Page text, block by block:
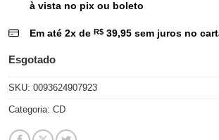
à vista no pix ou boleto
Em até 2x de R$ 39,95 sem juros no
Esgotado
SKU: 0093624907923
Categoria: CD